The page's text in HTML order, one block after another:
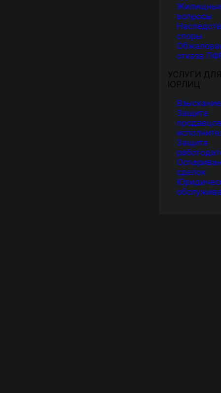
вопросы
споры
отказа
УСЛУГИ ДЛЯ
ЮРЛИЦ
Защита
Защита
сделок